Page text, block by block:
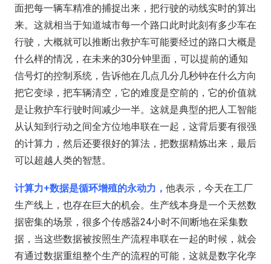
面把每一辆车精准的捕捉出来，把行驶的动线实时的算出
来。这就相当于知道城市每一个路口此时此刻有多少车在
行驶，大概就可以推断出救护车可能要经过的路口大概是
什么样的情况，在未来的30分钟里面，可以提前的通知
信号灯的控制系统，告诉他在几点几分几秒钟在什么方向
把它变绿，把车辆清空，它的难度是空前的，它的价值就
是让救护车行驶时间减少一半。这就是典型的把人工智能
从认知到行动之间全方位地串联在一起，这背后要有很强
的计算力，然后还要很好的算法，把数据精炼出来，最后
可以超越人类的智慧。
计算力+数据是循环增殖的永动力， 他表示，今天在工厂
生产线上，也存在巨大的机会。生产线本身是一个天然数
据密集的场景，很多个传感器24小时不间断地在采集数
据，当这些数据被按照生产流程串联在一起的时候，就会
有通过数据重组整个生产的流程的可能，这就是数字化孪